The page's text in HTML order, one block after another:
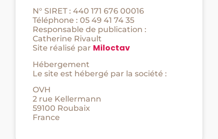
N° SIRET : 440 171 676 00016
Téléphone : 05 49 41 74 35
Responsable de publication :
Catherine Rivault
Site réalisé par Miloctav
Hébergement
Le site est hébergé par la société :
OVH
2 rue Kellermann
59100 Roubaix
France